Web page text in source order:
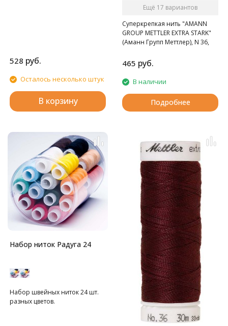
528 руб.
Осталось несколько штук
В корзину
Ещё 17 вариантов
Суперкрепкая нить "AMANN
GROUP METTLER EXTRA STARK"
(Аманн Групп Меттлер), N 36,
465 руб.
В наличии
Подробнее
Набор ниток Радуга 24
Набор швейных ниток 24 шт.
разных цветов.